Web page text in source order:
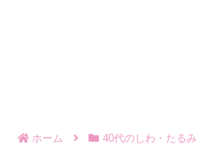
ホーム 40代のしわ・たるみ